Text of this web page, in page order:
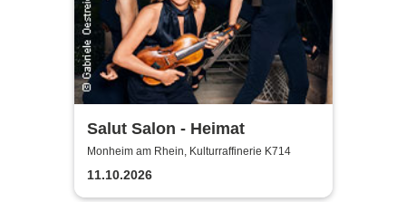
Salut Salon - Heimat
Monheim am Rhein, Kulturraffinerie K714
11.10.2026